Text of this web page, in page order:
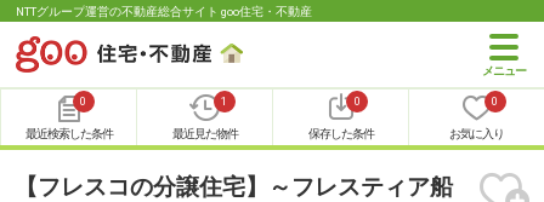
NTTグループ運営の不動産総合サイト goo住宅・不動産
0
最近検索した条件
1
最近見た物件
0
保存した条件
0
お気に入り
【フレスコの分譲住宅】～フレスティア船